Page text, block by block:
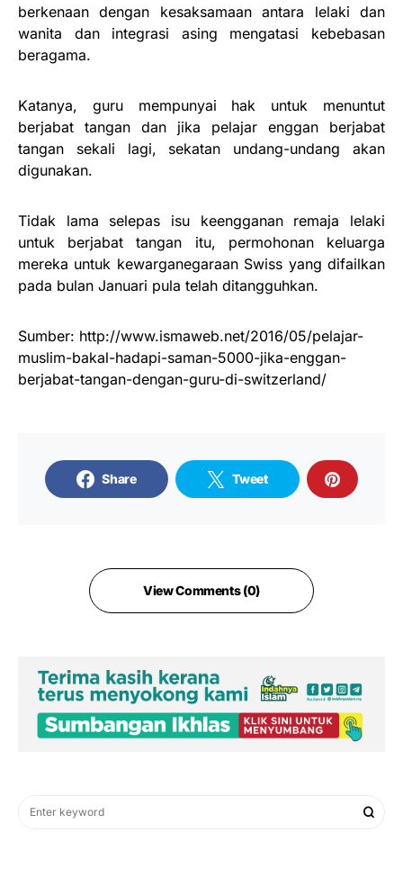
berkenaan dengan kesaksamaan antara lelaki dan
wanita dan integrasi asing mengatasi kebebasan
beragama.
Katanya, guru mempunyai hak untuk menuntut
berjabat tangan dan jika pelajar enggan berjabat
tangan sekali lagi, sekatan undang-undang akan
digunakan.
Tidak lama selepas isu keengganan remaja lelaki
untuk berjabat tangan itu, permohonan keluarga
mereka untuk kewarganegaraan Swiss yang difailkan
pada bulan Januari pula telah ditangguhkan.
Sumber: http://www.ismaweb.net/2016/05/pelajar-
muslim-bakal-hadapi-saman-5000-jika-enggan-
berjabat-tangan-dengan-guru-di-switzerland/
Share Tweet
View Comments (0)